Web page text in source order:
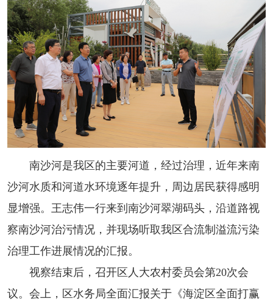
南沙河是我区的主要河道，经过治理，近年来南
沙河水质和河道水环境逐年提升，周边居民获得感明
显增强。王志伟一行来到南沙河翠湖码头，沿道路视
察南沙河治污情况，并现场听取我区合流制溢流污染
治理工作进展情况的汇报。
视察结束后，召开区人大农村委员会第20次会
议。会上，区水务局全面汇报关于《海淀区全面打赢